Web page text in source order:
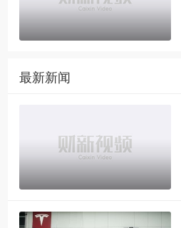
最新新闻